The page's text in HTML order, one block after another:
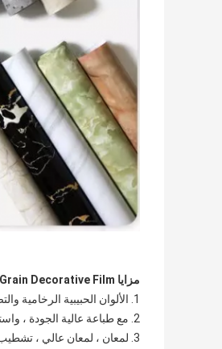
مزايا PVC Marble Grain Decorative Film
1. الألوان الحبيبية الرخامية والتصاميم والأنماط الغنية
2. مع طباعة عالية الجودة ، واستقرار اللون
3. لمعان ، لمعان عالي ، تشطيب غير لامع